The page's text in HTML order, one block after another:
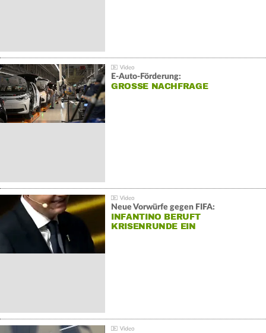
E-Auto-Förderung:
GROSSE NACHFRAGE
Neue Vorwürfe gegen FIFA:
INFANTINO BERUFT
KRISENRUNDE EIN